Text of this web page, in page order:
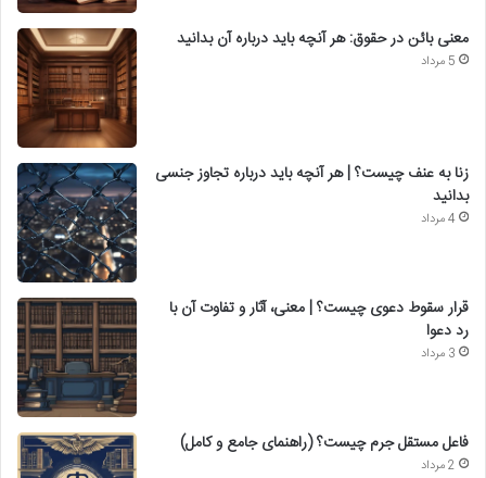
معنی بائن در حقوق: هر آنچه باید درباره آن بدانید
5 مرداد
زنا به عنف چیست؟ | هر آنچه باید درباره تجاوز جنسی
بدانید
4 مرداد
قرار سقوط دعوی چیست؟ | معنی، آثار و تفاوت آن با
رد دعوا
3 مرداد
فاعل مستقل جرم چیست؟ (راهنمای جامع و کامل)
2 مرداد